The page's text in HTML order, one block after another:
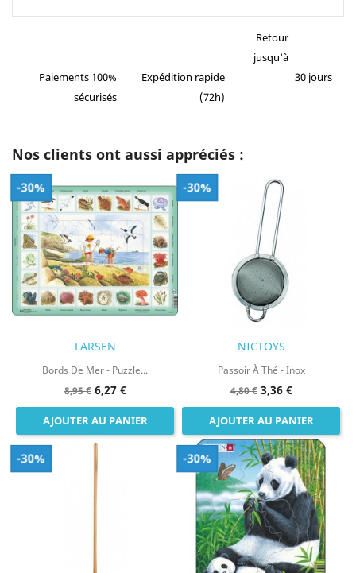
Paiements 100%
sécurisés
Expédition rapide
(72h)
Retour
jusqu'à
30 jours
Nos clients ont aussi appréciés :
-30%
LARSEN
Bords De Mer - Puzzle...
8,95 € 6,27 €
AJOUTER AU PANIER
-30%
NICTOYS
Passoir À Thé - Inox
4,80 € 3,36 €
AJOUTER AU PANIER
-30% -30%